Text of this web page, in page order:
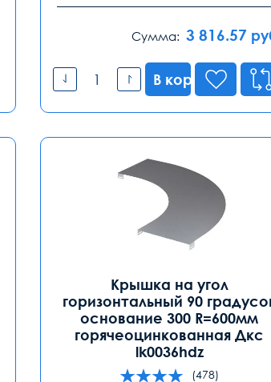
Сумма: 3 816.57
В корзину
Крышка на угол
горизонтальный 90
основание 300 R=600мм
горячеоцинкованная Дкс
lk0036hdz
(478)